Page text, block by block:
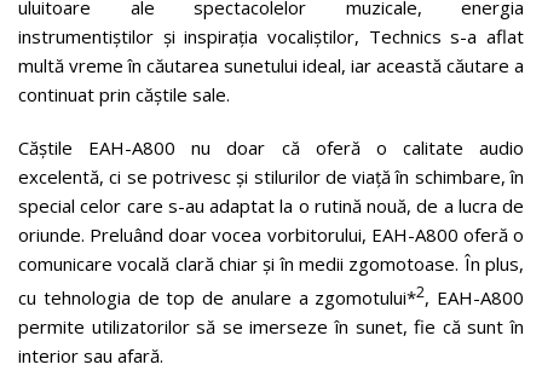
uluitoare ale spectacolelor muzicale, energia
instrumentiștilor și inspirația vocaliștilor, Technics s-a aflat
multă vreme în căutarea sunetului ideal, iar această căutare a
continuat prin căștile sale.
Căștile EAH-A800 nu doar că oferă o calitate audio
excelentă, ci se potrivesc și stilurilor de viață în schimbare, în
special celor care s-au adaptat la o rutină nouă, de a lucra de
oriunde. Preluând doar vocea vorbitorului, EAH-A800 oferă o
comunicare vocală clară chiar și în medii zgomotoase. În plus,
cu tehnologia de top de anulare a zgomotului*2, EAH-A800
permite utilizatorilor să se imerseze în sunet, fie că sunt în
interior sau afară.